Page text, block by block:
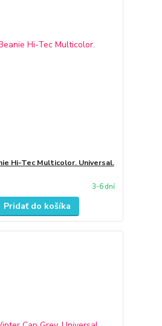
Hi-Tec Multicolor. Universal.
3-6 dní
Pridať do košíka